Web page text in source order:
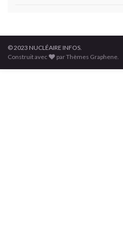
© 2023 NUCLÉAIRE INFOS.
Construit avec
par Thèmes Graphene.